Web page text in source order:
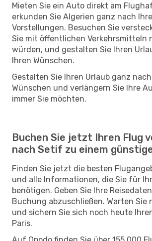
Mieten Sie ein Auto direkt am
erkunden Sie Algerien ganz nach
Vorstellungen. Besuchen Sie
Sie mit öffentlichen Verkehrsmitteln
würden, und gestalten Sie Ihren
Ihren Wünschen.
Gestalten Sie Ihren Urlaub ganz
Wünschen und verlängern Sie Ihre
immer Sie möchten.
Buchen Sie jetzt Ihren Flug
nach Setif zu einem
Finden Sie jetzt die besten
und alle Informationen, die Sie für
benötigen. Geben Sie Ihre
Buchung abzuschließen. Warten Sie
und sichern Sie sich noch heute
Paris.